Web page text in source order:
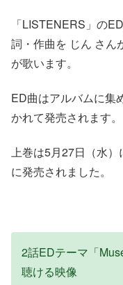
「LISTENERS」の
詞・作曲を じん さん
が歌います。
ED曲はアルバムに集
かれて発売されます。
上巻は5月27日（水）
に発売されました。
2話EDテーマ「
聴ける映像